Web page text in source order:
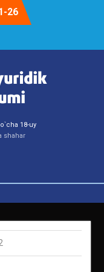
26
18-uy
shahar